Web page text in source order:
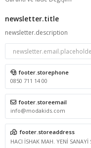
newsletter.title
newsletter.description
footer.storephone
0850 711 14 00
footer.storeemail
info@modakids.com
footer.storeaddress
HACI İSHAK MAH. YENİ